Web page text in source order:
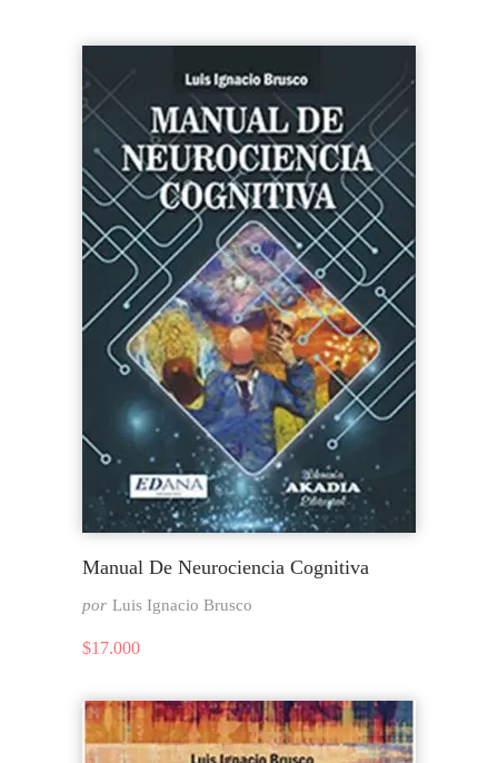
Manual De Neurociencia Cognitiva
por Luis Ignacio Brusco
$17.000